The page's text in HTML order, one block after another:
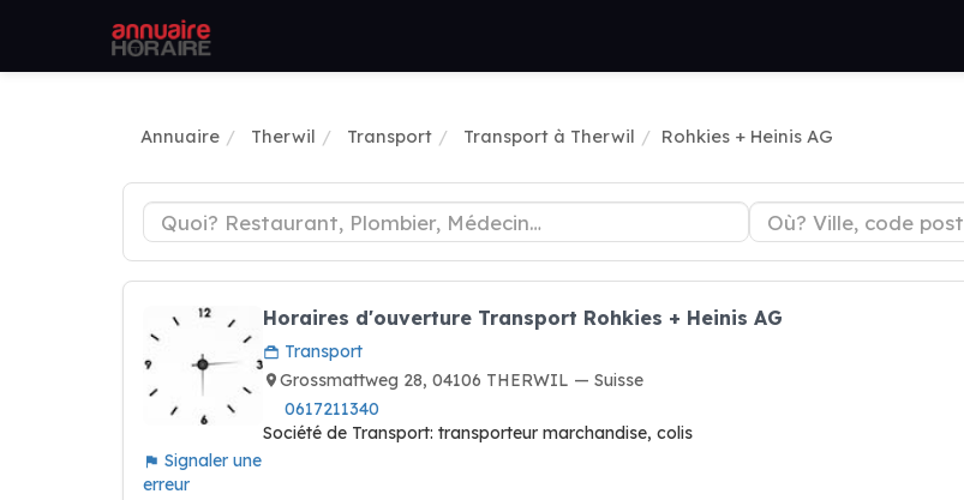
Annuaire Therwil Transport Transport à Therwil Rohkies + Heinis AG
Signaler une
erreur
Horaires d'ouverture Transport Rohkies + Heinis AG
Transport
Grossmattweg 28, 04106 THERWIL — Suisse
0617211340
Société de Transport: transporteur marchandise, colis